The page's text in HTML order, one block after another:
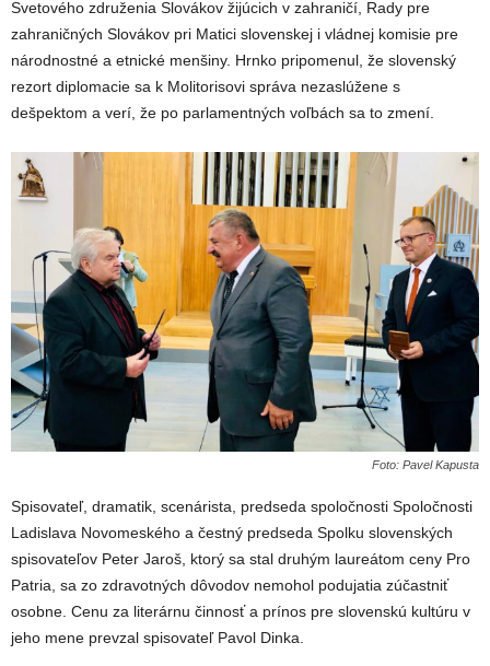
Svetového združenia Slovákov žijúcich v zahraničí, Rady pre
zahraničných Slovákov pri Matici slovenskej i vládnej komisie pre
národnostné a etnické menšiny. Hrnko pripomenul, že slovenský
rezort diplomacie sa k Molitorisovi správa nezaslúžene s
dešpektom a verí, že po parlamentných voľbách sa to zmení.
Foto: Pavel Kapusta
Spisovateľ, dramatik, scenárista, predseda spoločnosti Spoločnosti
Ladislava Novomeského a čestný predseda Spolku slovenských
spisovateľov Peter Jaroš, ktorý sa stal druhým laureátom ceny Pro
Patria, sa zo zdravotných dôvodov nemohol podujatia zúčastniť
osobne. Cenu za literárnu činnosť a prínos pre slovenskú kultúru v
jeho mene prevzal spisovateľ Pavol Dinka.